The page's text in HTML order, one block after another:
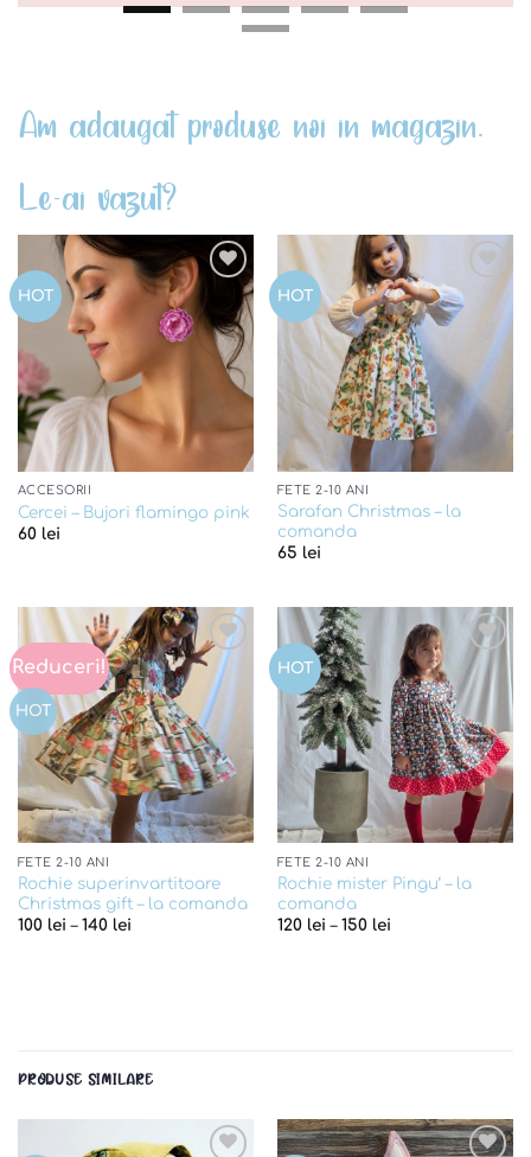
Am adaugat produse noi in magazin.
Le-ai vazut?
HOT
Add to
wishlist
ACCESORII
Cercei – Bujori flamingo pink
60 lei
HOT
Add to
wishlist
FETE 2-10 ANI
Sarafan Christmas – la
comanda
65 lei
Reduceri!
HOT
Add to
wishlist
FETE 2-10 ANI
Rochie superinvartitoare
Christmas gift – la comanda
100 lei – 140 lei
HOT
Add to
wishlist
FETE 2-10 ANI
Rochie mister Pingu’ – la
comanda
120 lei – 150 lei
PRODUSE SIMILARE